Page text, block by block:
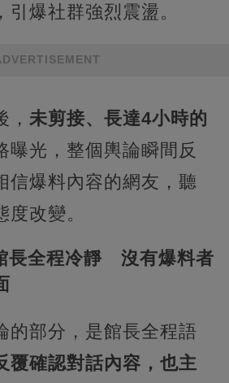
爆社群強烈震盪。
未剪接、長達4小時的
曝光，整個輿論瞬間反
信爆料內容的網友，聽
改變。
長全程冷靜 沒有爆料者
的部分，是館長全程語
覆確認對話內容，也主